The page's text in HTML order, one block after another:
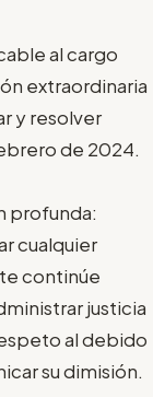
al cargo
extraordinaria
y resolver
de 2024.
profunda:
cualquier
continúe
justicia
al debido
su dimisión.